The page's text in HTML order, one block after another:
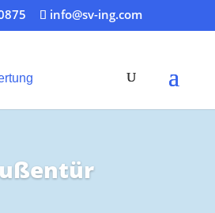
info@sv-ing.com